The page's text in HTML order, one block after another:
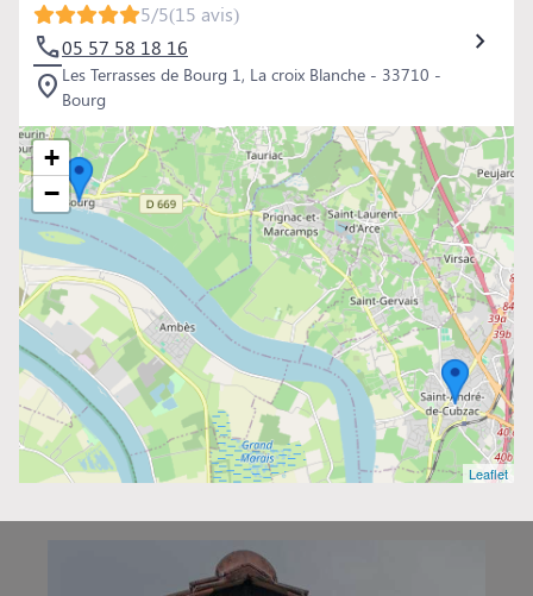
5/5(15 avis)
05 57 58 18 16
Les Terrasses de Bourg 1, La croix Blanche - 33710 -
Bourg
+
−
Leaflet